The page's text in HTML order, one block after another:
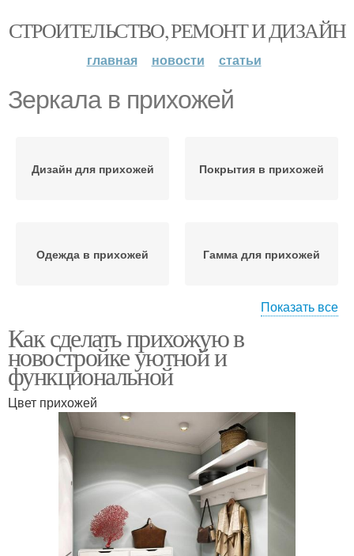
СТРОИТЕЛЬСТВО, РЕМОНТ И ДИЗАЙН
главная новости статьи
Зеркала в прихожей
Дизайн для прихожей Покрытия в прихожей
Одежда в прихожей Гамма для прихожей
прихожей
Аксессуары в прихожей
Прихожая с помощью Прихожая в нише
Атмосфера в прихожей Мебель для прихожей
Показать все
Как сделать прихожую в
новостройке уютной и
функциональной
Цвет прихожей